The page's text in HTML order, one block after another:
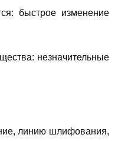
быстрое изменение
незначительные
линию шлифования,